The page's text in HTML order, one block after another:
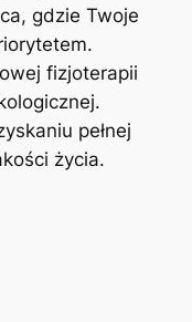
gdzie Twoje
fizjoterapii
pełnej
życia.